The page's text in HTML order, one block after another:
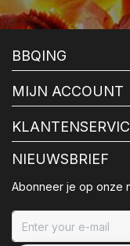
BBQING
MIJN ACCOUNT
NIEUWSBRIEF
Abonneer je op onze